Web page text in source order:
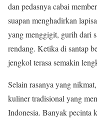
dan pedasnya cabai
suapan menghadirkan
yang menggigit, gurih dari
rendang. Ketika di santap
jengkol terasa semakin
Selain rasanya yang
kuliner tradisional yang
Indonesia. Banyak pecinta